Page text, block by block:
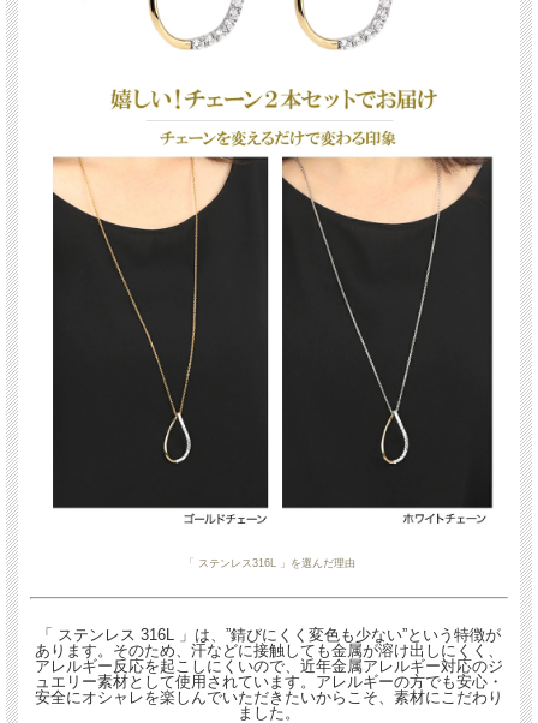
「 ステンレス316L 」を選んだ理由
「 ステンレス 316L 」は、”錆びにくく変色も少ない”という特徴が
あります。そのため、汗などに接触しても金属が溶け出しにくく、
アレルギー反応を起こしにくいので、近年金属アレルギー対応のジ
ュエリー素材として使用されています。アレルギーの方でも安心・
安全にオシャレを楽しんでいただきたいからこそ、素材にこだわり
ました。